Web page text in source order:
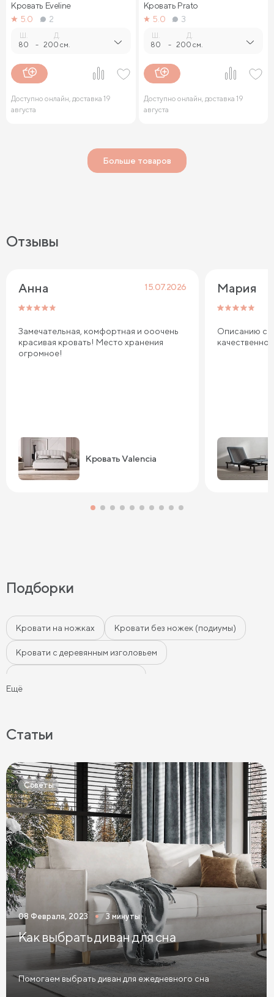
Кровать Eveline
5.0
2
Ш.
80 -
Д.
200 см.
Доступно онлайн, доставка 19
августа
Кровать Prato
5.0
3
Ш.
80 -
Д.
200 см.
Доступно онлайн, доставка 19
августа
Больше товаров
Отзывы
Анна 15.07.2026
Замечательная, комфортная и ооочень
красивая кровать! Место хранения
огромное!
Кровать Valencia
Мария
Описанию
качественно
Подборки
Кровати на ножках Кровати без ножек (подиумы)
Кровати с деревянным изголовьем
Кровати 120 х 200 с ящиками
Кровати 140 х 200 с ящиками
Кровати 160 х 200 с ящиками
Кровати 180 х 200 с ящиками
Кровати 200 х 200 с ящиками Кровати мятного цвета
Кровати тёмного цвета Кровати горчичного цвета
Кровати бирюзового цвета
Кровати в современном стиле Кровати в стиле лофт
Кровати в скандинавском стиле
Ещё
Статьи
Советы
08 Февраля, 2023 3 минуты
Как выбрать диван для сна
Помогаем выбрать диван для ежедневного сна